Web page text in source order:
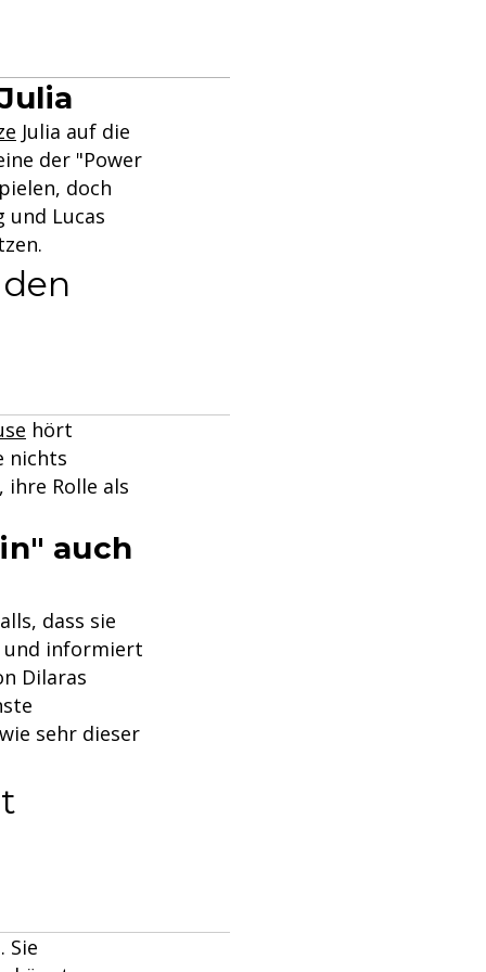
Julia auf die
der "Power
doch
und Lucas
hört
nichts
Rolle als
auch
dass sie
und informiert
Dilaras
sehr dieser
Sie